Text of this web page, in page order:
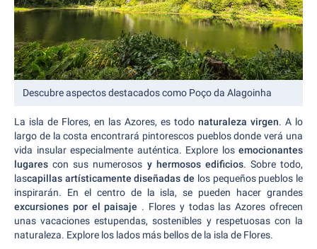
Descubre aspectos destacados como Poço da Alagoinha
La isla de Flores, en las Azores, es todo naturaleza virgen. A lo
largo de la costa encontrará pintorescos pueblos donde verá una
vida insular especialmente auténtica. Explore los emocionantes
lugares con sus numerosos y hermosos edificios. Sobre todo,
lascapillas artísticamente diseñadas de los pequeños pueblos le
inspirarán. En el centro de la isla, se pueden hacer grandes
excursiones por el paisaje . Flores y todas las Azores ofrecen
unas vacaciones estupendas, sostenibles y respetuosas con la
naturaleza. Explore los lados más bellos de la isla de Flores.